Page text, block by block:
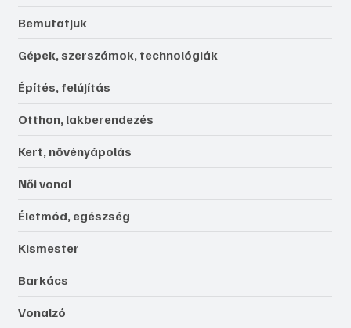
Bemutatjuk
Gépek, szerszámok, technológiák
Építés, felújítás
Otthon, lakberendezés
Kert, növényápolás
Női vonal
Életmód, egészség
Kismester
Barkács
Vonalzó